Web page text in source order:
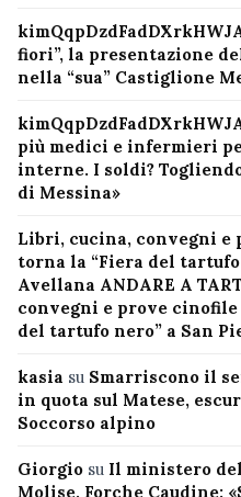
fiori”, la presentazione
nella “sua” Castiglione
più medici e infermieri
interne. I soldi?
di Messina»
Libri, cucina, convegni
torna la “Fiera del
Avellana ANDARE A
convegni e prove
del tartufo nero” a San
kasia su Smarriscono il
in quota sul Matese,
Soccorso alpino
Giorgio su Il ministero
Molise, Forche Caudine: